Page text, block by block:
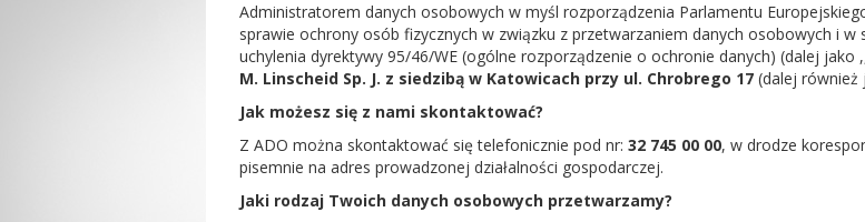
Administratorem danych osobowych w myśl rozporządzenia Parlamentu
sprawie ochrony osób fizycznych w związku z przetwarzaniem danych osobowych i
uchylenia dyrektywy 95/46/WE (ogólne rozporządzenie o ochronie danych) (dalej jako
M. Linscheid Sp. J. z siedzibą w Katowicach przy ul. Chrobrego 17 (dalej również
Jak możesz się z nami skontaktować?
Z ADO można skontaktować się telefonicznie pod nr: 32 745 00 00, w drodze
pisemnie na adres prowadzonej działalności gospodarczej.
Jaki rodzaj Twoich danych osobowych przetwarzamy?